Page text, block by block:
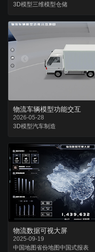
3D模型三维模型仓储
物流车辆模型功能交互
2026-05-28
3D模型汽车制造
物流数据可视大屏
2025-09-19
中国地图省份地图中国式报表